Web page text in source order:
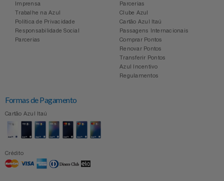
Imprensa
Trabalhe na Azul
Política de Privacidade
Responsabilidade Social
Parcerias
Parcerias
Clube Azul
Cartão Azul Itaú
Passagens Internacionais
Comprar Pontos
Renovar Pontos
Transferir Pontos
Azul Incentivo
Regulamentos
Formas de Pagamento
Cartão Azul Itaú
Crédito